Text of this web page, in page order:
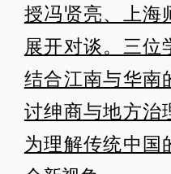
授冯贤亮、上海
展开对谈。三位
结合江南与华南
讨绅商与地方治
为理解传统中国